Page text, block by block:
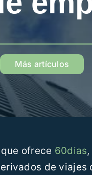
Más artículos
ofrece 60dias
de viajes